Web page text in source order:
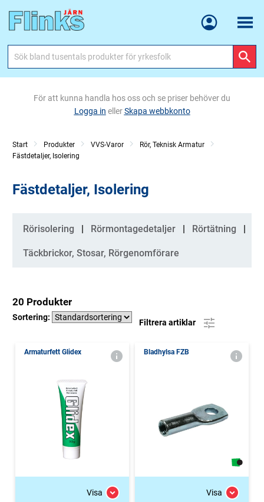
Meny
För att kunna handla hos oss och se priser behöver du
Logga in ellerSkapa webbkonto
Start Produkter VVS-Varor
Rör, Teknisk Armatur
Fästdetaljer, Isolering
Fästdetaljer, Isolering
Kategorier
Rörisolering Rörmontagedetaljer Rörtätning
Täckbrickor, Stosar, Rörgenomförare
20 Produkter
Sortering:
Filtrera artiklar
Armaturfett Glidex
Visa
Bladhylsa FZB
Visa